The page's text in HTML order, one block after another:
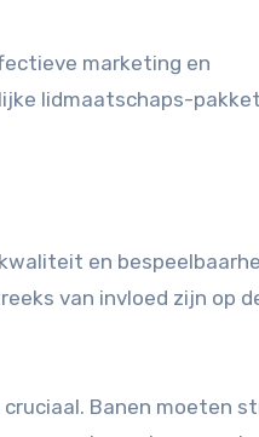
marketing en
lidmaatschaps-
en
van invloed zijn op
Banen moeten